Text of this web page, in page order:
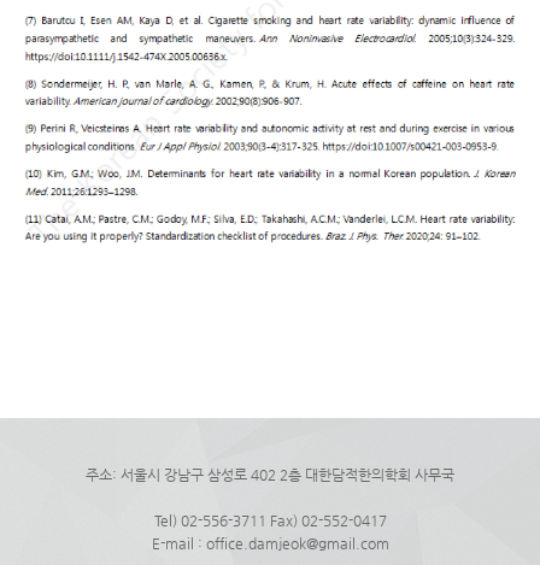
주소: 서울시 강남구 삼성로 402 2층 대한담적한의학회 사무국
Tel) 02-556-3711 Fax) 02-552-0417
E-mail : office.damjeok@gmail.com